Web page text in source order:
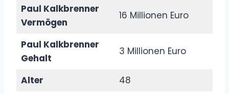
Paul Kalkbrenner
Vermögen
16 Millionen Euro
Paul Kalkbrenner
Gehalt
3 Millionen Euro
Alter
48